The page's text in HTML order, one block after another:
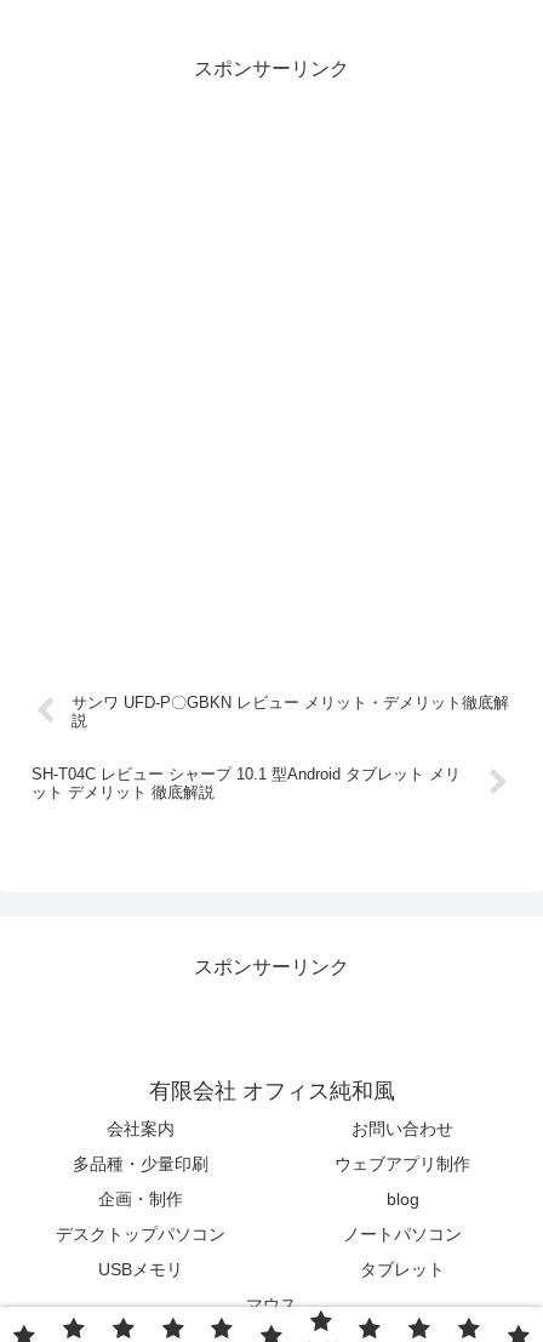
スポンサーリンク
サンワ UFD-P〇GBKN レビュー メリット・デメリット徹底解
説
SH-T04C レビュー シャープ 10.1 型Android タブレット メリ
ット デメリット 徹底解説
スポンサーリンク
有限会社 オフィス純和風
会社案内
お問い合わせ
多品種・少量印刷
ウェブアプリ制作
企画・制作
blog
デスクトップパソコン
ノートパソコン
USBメモリ
タブレット
マウス